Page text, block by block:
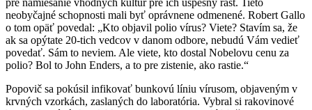
neobyčajné schopnosti mali byť oprávnene odmenené. Robert Gallo
o tom opäť povedal: „Kto objavil polio vírus? Viete? Stavím sa, že
ak sa opýtate 20-tich vedcov v danom odbore, nebudú Vám vedieť
povedať. Sám to neviem. Ale viete, kto dostal Nobelovu cenu za
polio? Bol to John Enders, a to pre zistenie, ako rastie.“
Popovič sa pokúsil infikovať bunkovú líniu vírusom, objaveným v
krvných vzorkách, zaslaných do laboratória. Vybral si rakovinové